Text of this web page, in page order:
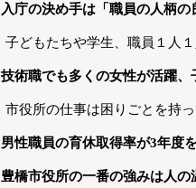
入庁の決め手は「職員の人柄の
子どもたちや学生、職員１人
技術職でも多くの女性が活躍
市役所の仕事は困りごとを持
男性職員の育休取得率が3年度
豊橋市役所の一番の強みは人の